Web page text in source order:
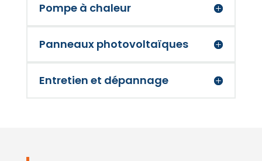
Pompe à chaleur
Panneaux photovoltaïques
Entretien et dépannage